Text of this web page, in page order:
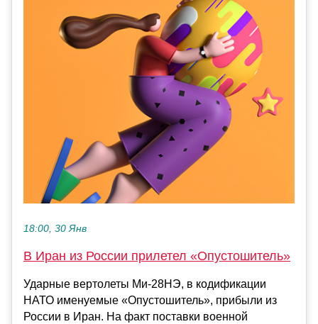
18:00, 30 Янв
В Иран из России прилетел «Опустошитель»
Ударные вертолеты Ми-28НЭ, в кодификации
НАТО именуемые «Опустошитель», прибыли из
России в Иран. На факт поставки военной